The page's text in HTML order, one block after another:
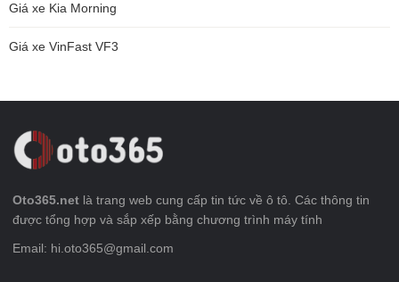
Giá xe Kia Morning
Giá xe VinFast VF3
Oto365.net là trang web cung cấp tin tức về ô tô. Các thông tin
được tổng hợp và sắp xếp bằng chương trình máy tính
Email: hi.oto365@gmail.com